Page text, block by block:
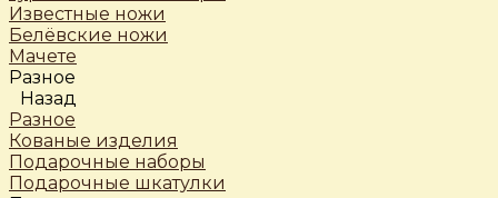
Известные ножи
Белёвские ножи
Мачете
Разное
Назад
Разное
Кованые изделия
Подарочные наборы
Подарочные шкатулки